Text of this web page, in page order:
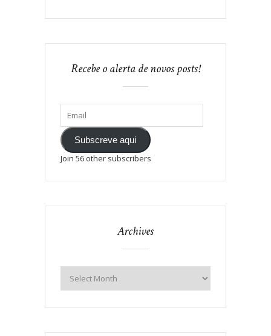
Recebe o alerta de novos posts!
Subscreve aqui
Join 56 other subscribers
Archives